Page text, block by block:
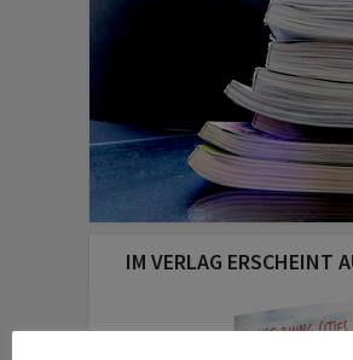
IM VERLAG ERSCHEINT